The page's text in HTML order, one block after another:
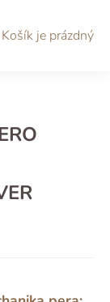
Košík je prázdný